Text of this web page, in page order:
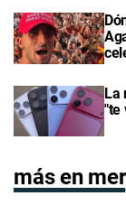
La
"te
más en